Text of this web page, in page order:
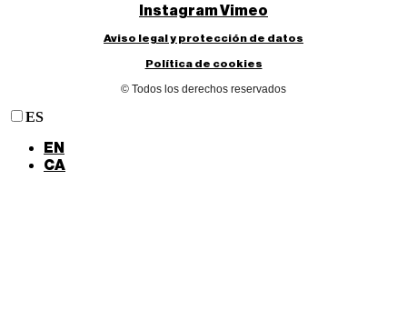
InstagramVimeo
Aviso legal y protección de datos
Política de cookies
© Todos los derechos reservados
ES
EN
CA